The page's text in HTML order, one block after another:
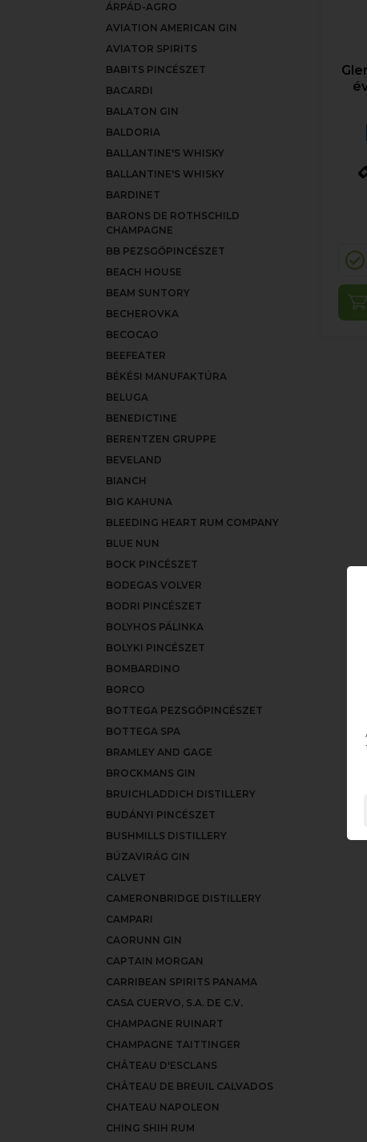
ÁRPÁD-AGRO
AVIATION AMERICAN GIN
AVIATOR SPIRITS
BABITS PINCÉSZET
BACARDI
BALATON GIN
BALDORIA
BALLANTINE'S WHISKY
BALLANTINE'S WHISKY
BARDINET
BARONS DE ROTHSCHILD
CHAMPAGNE
BB PEZSGŐPINCÉSZET
BEACH HOUSE
BEAM SUNTORY
BECHEROVKA
BECOCAO
BEEFEATER
BÉKÉSI MANUFAKTÚRA
BELUGA
BENEDICTINE
BERENTZEN GRUPPE
BEVELAND
BIANCH
BIG KAHUNA
BLEEDING HEART RUM COMPANY
BLUE NUN
BOCK PINCÉSZET
BODEGAS VOLVER
BODRI PINCÉSZET
BOLYHOS PÁLINKA
BOLYKI PINCÉSZET
BOMBARDINO
BORCO
BOTTEGA PEZSGŐPINCÉSZET
BOTTEGA SPA
BRAMLEY AND GAGE
BROCKMANS GIN
BRUICHLADDICH DISTILLERY
BUDÁNYI PINCÉSZET
BUSHMILLS DISTILLERY
BÚZAVIRÁG GIN
CALVET
CAMERONBRIDGE DISTILLERY
CAMPARI
CAORUNN GIN
CAPTAIN MORGAN
CARRIBEAN SPIRITS PANAMA
CASA CUERVO, S.A. DE C.V.
CHAMPAGNE RUINART
CHAMPAGNE TAITTINGER
CHÂTEAU D'ESCLANS
CHÂTEAU DE BREUIL CALVADOS
CHATEAU NAPOLEON
CHING SHIH RUM